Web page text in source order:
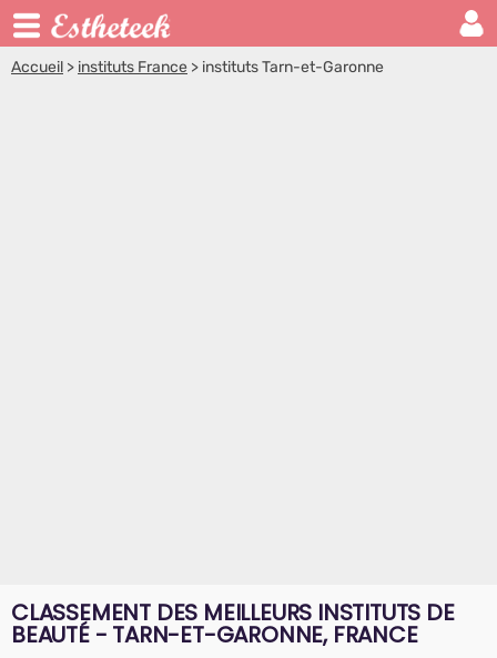
Accueil > instituts France > instituts Tarn-et-Garonne
CLASSEMENT DES MEILLEURS INSTITUTS DE
BEAUTÉ - TARN-ET-GARONNE, FRANCE